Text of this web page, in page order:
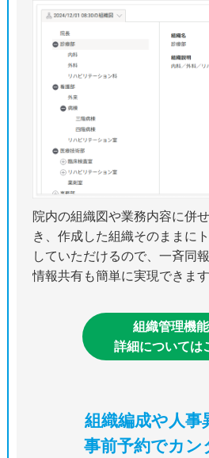
院内の組織図や業務内容に併
き、作成した組織そのままに
していただけるので、一斉同
情報共有も簡単に実現できます
組織管理機
詳細については
組織編成や人事
事前予約でカン